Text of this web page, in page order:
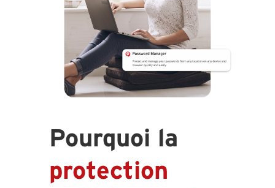
Pourquoi la
protection